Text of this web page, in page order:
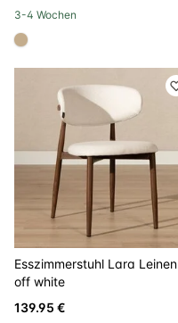
3-4 Wochen
#c4ad8d
Esszimmerstuhl Lara Leinen
off white
139.95 €